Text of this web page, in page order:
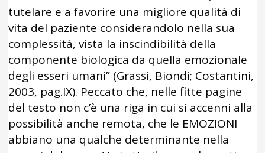
tutelare e a favorire una migliore qualità di
vita del paziente considerandolo nella sua
complessità, vista la inscindibilità della
componente biologica da quella emozionale
degli esseri umani” (Grassi, Biondi; Costantini,
2003, pag.IX). Peccato che, nelle fitte pagine
del testo non c’è una riga in cui si accenni alla
possibilità anche remota, che le EMOZIONI
abbiano una qualche determinante nella